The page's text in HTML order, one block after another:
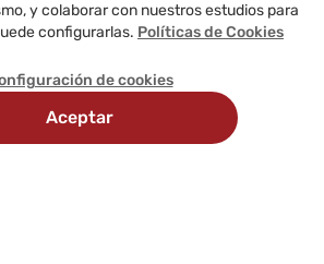
y colaborar con nuestros estudios para
configurarlas. Políticas de Cookies
de cookies
Aceptar